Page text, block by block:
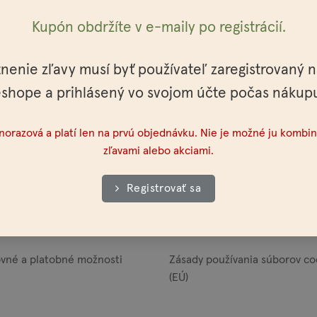
Kupón obdržíte v e-maily po registrácií.
zľavy musí byť používateľ zaregistrovaný
a prihlásený vo svojom účte počas
a platí len na prvú objednávku. Nie je možné ju
zľavami alebo akciami.
Registrovať sa
a platobné možnosti
Obchodné podmienky
Ochrana osobných údajov
Veľkoobchodné podmienky
Zásady používania súborov
(EÚ)